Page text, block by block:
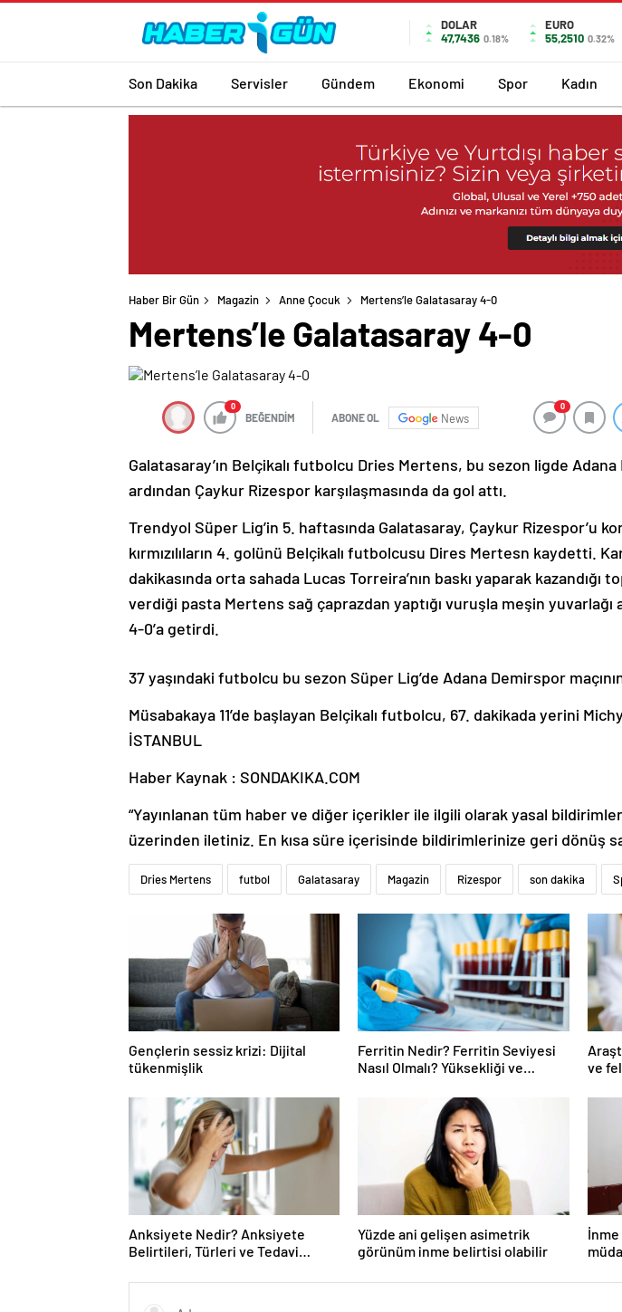
DOLAR
47,7436 0.18%
EURO
55,2510 0.32%
Son Dakika Servisler Gündem Ekonomi Spor Kadın
Haber Bir Gün Magazin Anne Çocuk Mertens’le Galatasaray 4-0
Mertens’le Galatasaray 4-0
0
BEĞENDİM ABONE OL News
0
Galatasaray’ın Belçikalı futbolcu Dries Mertens, bu sezon ligde Adana
ardından Çaykur Rizespor karşılaşmasında da gol attı.
Trendyol Süper Lig’in 5. haftasında Galatasaray, Çaykur Rizespor’u
kırmızılıların 4. golünü Belçikalı futbolcusu Dires Mertesn kaydetti.
dakikasında orta sahada Lucas Torreira’nın baskı yaparak kazandığı
verdiği pasta Mertens sağ çaprazdan yaptığı vuruşla meşin
4-0’a getirdi.
37 yaşındaki futbolcu bu sezon Süper Lig’de Adana Demirspor
Müsabakaya 11’de başlayan Belçikalı futbolcu, 67. dakikada yerini
İSTANBUL
Haber Kaynak : SONDAKIKA.COM
“Yayınlanan tüm haber ve diğer içerikler ile ilgili olarak yasal
üzerinden iletiniz. En kısa süre içerisinde bildirimlerinize geri dönüş
Dries Mertens futbol Galatasaray Magazin Rizespor son dakika
Gençlerin sessiz krizi: Dijital
tükenmişlik
Ferritin Nedir? Ferritin Seviyesi
Nasıl Olmalı? Yüksekliği ve
ve
Anksiyete Nedir? Anksiyete
Belirtileri, Türleri ve Tedavi
Yüzde ani gelişen asimetrik
görünüm inme belirtisi olabilir
İnme